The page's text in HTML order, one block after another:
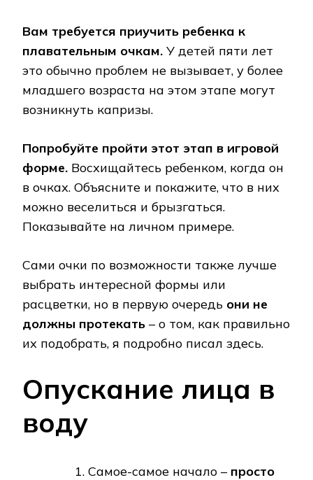
Вам требуется приучить ребенка к
плавательным очкам. У детей пяти лет
это обычно проблем не вызывает, у более
младшего возраста на этом этапе могут
возникнуть капризы.
Попробуйте пройти этот этап в игровой
форме. Восхищайтесь ребенком, когда он
в очках. Объясните и покажите, что в них
можно веселиться и брызгаться.
Показывайте на личном примере.
Сами очки по возможности также лучше
выбрать интересной формы или
расцветки, но в первую очередь они не
должны протекать – о том, как правильно
их подобрать, я подробно писал здесь.
Опускание лица в
воду
Самое-самое начало – просто